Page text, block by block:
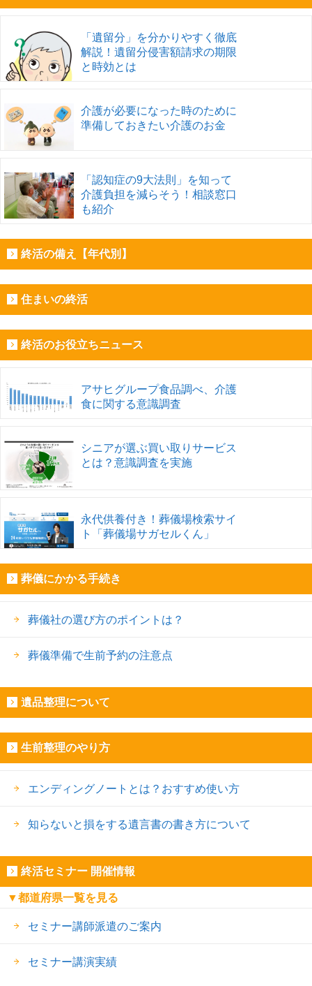
「遺留分」を分かりやすく徹底
解説！遺留分侵害額請求の期限
と時効とは
介護が必要になった時のために
準備しておきたい介護のお金
「認知症の9大法則」を知って
介護負担を減らそう！相談窓口
も紹介
終活の備え【年代別】
住まいの終活
終活のお役立ちニュース
アサヒグループ食品調べ、介護
食に関する意識調査
シニアが選ぶ買い取りサービス
とは？意識調査を実施
永代供養付き！葬儀場検索サイ
ト「葬儀場サガセルくん」
葬儀にかかる手続き
葬儀社の選び方のポイントは？
葬儀準備で生前予約の注意点
遺品整理について
生前整理のやり方
エンディングノートとは？おすすめ使い方
知らないと損をする遺言書の書き方について
終活セミナー 開催情報
▼都道府県一覧を見る
セミナー講師派遣のご案内
セミナー講演実績